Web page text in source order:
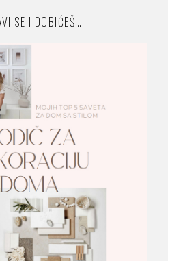
SE I DOBIĆEŠ…